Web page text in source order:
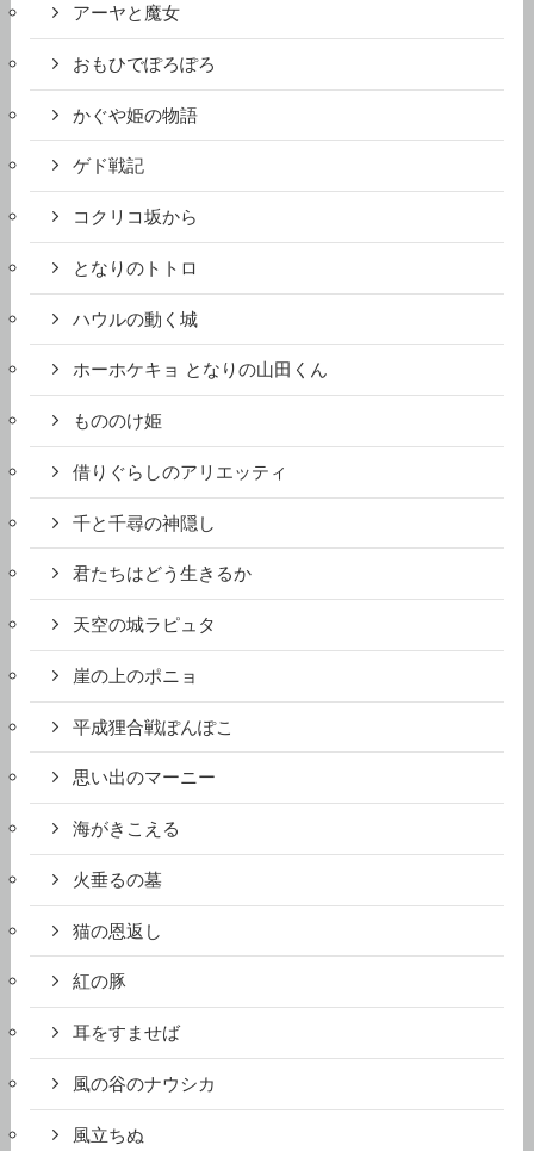
アーヤと魔女
おもひでぽろぽろ
かぐや姫の物語
ゲド戦記
コクリコ坂から
となりのトトロ
ハウルの動く城
ホーホケキョ となりの山田くん
もののけ姫
借りぐらしのアリエッティ
千と千尋の神隠し
君たちはどう生きるか
天空の城ラピュタ
崖の上のポニョ
平成狸合戦ぽんぽこ
思い出のマーニー
海がきこえる
火垂るの墓
猫の恩返し
紅の豚
耳をすませば
風の谷のナウシカ
風立ちぬ